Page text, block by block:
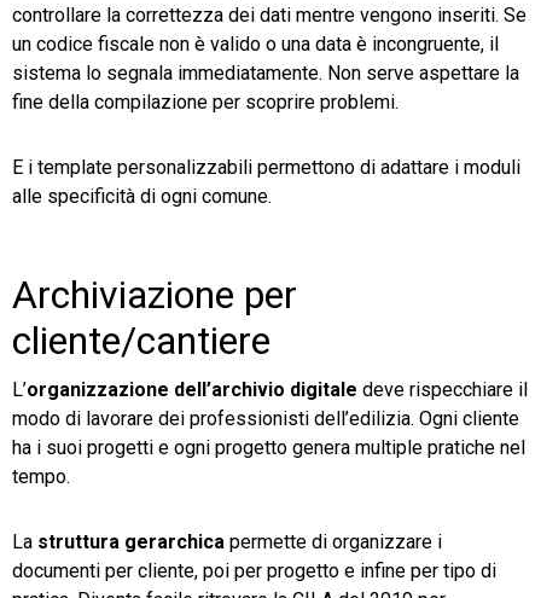
controllare la correttezza dei dati mentre vengono inseriti. Se
un codice fiscale non è valido o una data è incongruente, il
sistema lo segnala immediatamente. Non serve aspettare la
fine della compilazione per scoprire problemi.
E i template personalizzabili permettono di adattare i moduli
alle specificità di ogni comune.
Archiviazione per
cliente/cantiere
L’organizzazione dell’archivio digitale deve rispecchiare il
modo di lavorare dei professionisti dell’edilizia. Ogni cliente
ha i suoi progetti e ogni progetto genera multiple pratiche nel
tempo.
La struttura gerarchica permette di organizzare i
documenti per cliente, poi per progetto e infine per tipo di